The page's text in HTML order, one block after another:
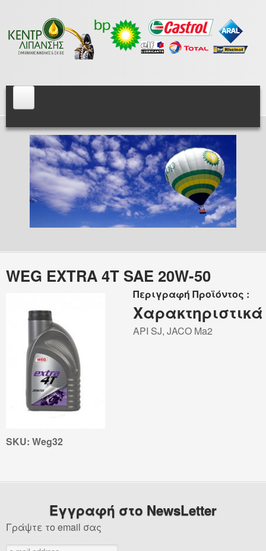
Centeroil.gr
BP
Λιπαντικά Βενζινοκινητήρων
Λιπαντικά Πετρελαιοκινητήρων
Λιπαντικά Αγροτικών Μηχανημάτων
Βαλβολίνες
Λιπαντικά Αυτόματων Κιβωτίων
Total
Λιπαντικά Βενζινοκινητήρων
Λιπαντικά Πετρελαιοκινητήρων
Λιπαντικά Αγροτικών Μηχανημάτων
Βαλβολίνες
Castrol
Λιπαντικά Πετρελαιοκινητήρων
Λιπαντικά Εξωλέμβιων
Λιπαντικά Αγροτικών Μηχανημάτων
Aral
WEG EXTRA 4T SAE 20W-50
SKU: Weg32
Περιγραφή Προϊόντος :
Χαρακτηριστικά
API SJ, JACO Ma2
Εγγραφή στο NewsLetter
Γράψτε το email σας